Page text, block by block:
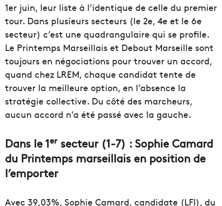
1er juin, leur liste à l’identique de celle du premier
tour. Dans plusieurs secteurs (le 2e, 4e et le 6e
secteur) c’est une quadrangulaire qui se profile.
Le Printemps Marseillais et Debout Marseille sont
toujours en négociations pour trouver un accord,
quand chez LREM, chaque candidat tente de
trouver la meilleure option, en l’absence la
stratégie collective. Du côté des marcheurs,
aucun accord n’a été passé avec la gauche.
Dans le 1er secteur (1-7) : Sophie Camard
du Printemps marseillais en position de
l’emporter
Avec 39,03%, Sophie Camard, candidate (LFI), du